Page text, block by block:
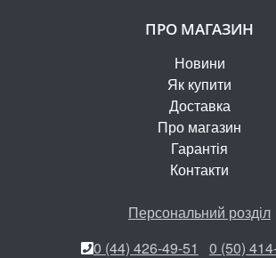
ПРО МАГАЗИН
Новини
Як купити
Доставка
Про магазин
Гарантія
Контакти
Персональний розділ
0 (44) 426-49-51
0 (50)